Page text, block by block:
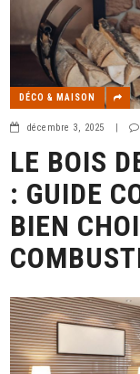
DÉCO & MAISON
décembre 3, 2025
LE BOIS
: GUIDE
BIEN